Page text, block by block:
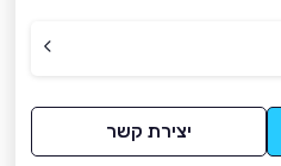
יצירת קשר